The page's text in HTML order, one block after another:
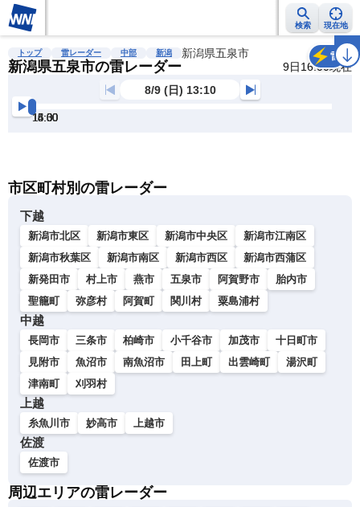
検索 現在地
雨雲レーダー 台風情報 地震情報 警報・注意報 2週間天気 ラ
トップ 雷レーダー 中部 新潟 新潟県五泉市
新潟県五泉市の雷レーダー 9日16:00現在
雷
8/9 (日) 13:10
13:30
14:00
14:30
15:00
15:30
16:00
市区町村別の雷レーダー
下越
新潟市北区 新潟市東区 新潟市中央区
新潟市江南区
新潟市秋葉区
新潟市南区 新潟市西区
新潟市西蒲区
新発田市
村上市 燕市 五泉市 阿賀野市
胎内市
聖籠町
弥彦村 阿賀町 関川村 粟島浦村
中越
長岡市 三条市 柏崎市 小千谷市 加茂市
十日町市
見附市
魚沼市 南魚沼市 田上町 出雲崎町
湯沢町
津南町
刈羽村
上越
糸魚川市 妙高市 上越市
佐渡
佐渡市
周辺エリアの雷レーダー